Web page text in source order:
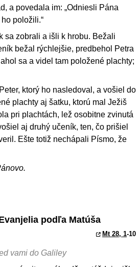
a povedala im: „Odniesli Pána
položili.“
sa zobrali a išli k hrobu. Bežali
bežal rýchlejšie, predbehol Petra
sa a videl tam položené plachty;
ktorý ho nasledoval, a vošiel do
plachty aj šatku, ktorú mal Ježiš
pri plachtách, lež osobitne zvinutá
aj druhý učeník, ten, čo prišiel
Ešte totiž nechápali Písmo, že
podľa Matúša
Mt 28, 1-10
vami do Galiley